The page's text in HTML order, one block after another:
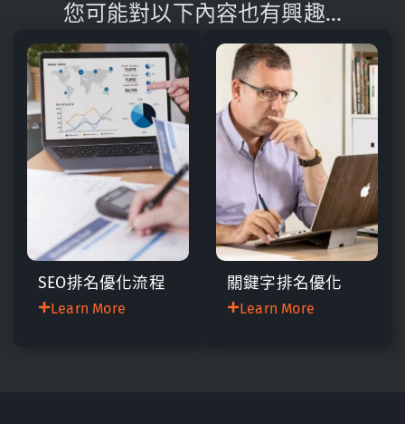
您可能對以下內容也有興趣...
SEO排名優化流程
Learn More
關鍵字排名優化
Learn More